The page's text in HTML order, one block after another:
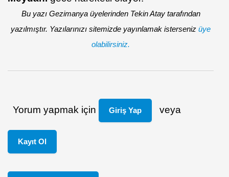
Bu yazı Gezimanya üyelerinden Tekin Atay tarafından
yazılmıştır. Yazılarınızı sitemizde yayınlamak isterseniz üye
olabilirsiniz.
Yorum yapmak için Giriş Yap veya
Kayıt Ol